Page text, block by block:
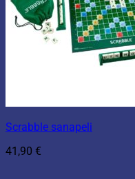
Scrabble sanapeli
41,90 €